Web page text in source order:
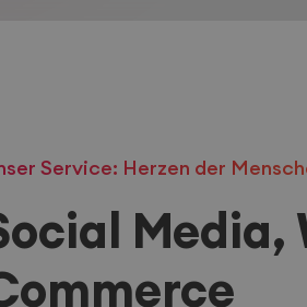
Service: Herzen der
Media,